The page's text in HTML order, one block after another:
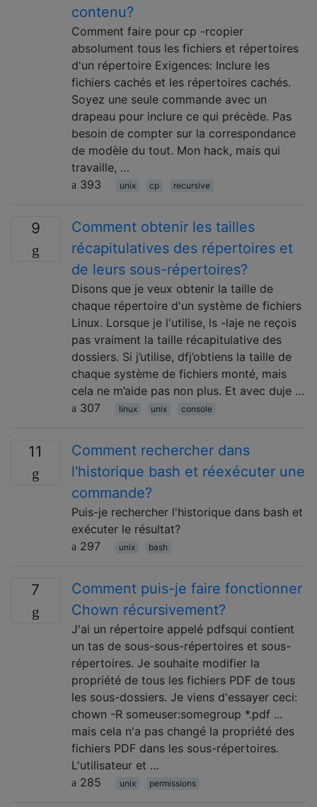
contenu?
Comment faire pour cp -rcopier
absolument tous les fichiers et répertoires
d'un répertoire Exigences: Inclure les
fichiers cachés et les répertoires cachés.
Soyez une seule commande avec un
drapeau pour inclure ce qui précède. Pas
besoin de compter sur la correspondance
de modèle du tout. Mon hack, mais qui
travaille, …
393
unix cp recursive
9
Comment obtenir les tailles
récapitulatives des répertoires et
de leurs sous-répertoires?
Disons que je veux obtenir la taille de
chaque répertoire d'un système de fichiers
Linux. Lorsque je l'utilise, ls -laje ne reçois
pas vraiment la taille récapitulative des
dossiers. Si j’utilise, dfj’obtiens la taille de
chaque système de fichiers monté, mais
cela ne m’aide pas non plus. Et avec duje …
307
linux unix console
11
Comment rechercher dans
l'historique bash et réexécuter une
commande?
Puis-je rechercher l'historique dans bash et
exécuter le résultat?
297
unix bash
7
Comment puis-je faire fonctionner
Chown récursivement?
J'ai un répertoire appelé pdfsqui contient
un tas de sous-sous-répertoires et sous-
répertoires. Je souhaite modifier la
propriété de tous les fichiers PDF de tous
les sous-dossiers. Je viens d'essayer ceci:
chown -R someuser:somegroup *.pdf ...
mais cela n'a pas changé la propriété des
fichiers PDF dans les sous-répertoires.
L'utilisateur et …
285
unix permissions